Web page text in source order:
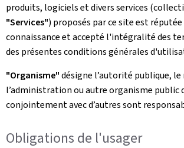
produits, logiciels et divers services
"Services") proposés par ce site est
connaissance et accepté l'intégralité des
des présentes conditions générales
"Organisme"désigne l’autorité publique,
l’administration ou autre organisme public
conjointement avec d’autres sont
Obligations de l'usager